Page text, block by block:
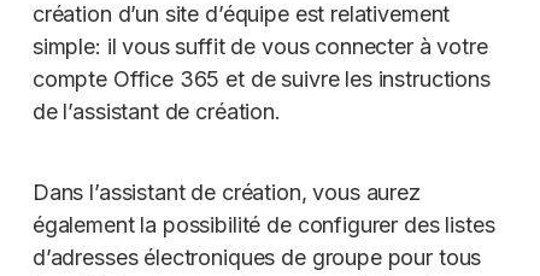
création d’un site d’équipe est relativement
simple: il vous suffit de vous connecter à votre
compte Office 365 et de suivre les instructions
de l’assistant de création.
Dans l’assistant de création, vous aurez
également la possibilité de configurer des listes
d’adresses électroniques de groupe pour tous